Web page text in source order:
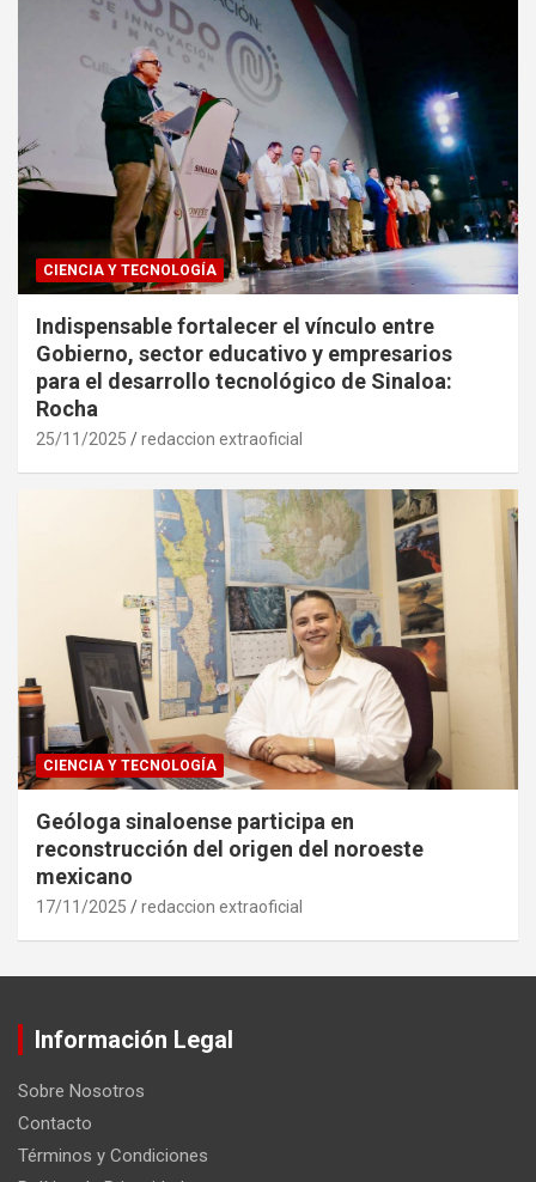
CIENCIA Y TECNOLOGÍA
Indispensable fortalecer el vínculo entre
Gobierno, sector educativo y empresarios
para el desarrollo tecnológico de Sinaloa:
Rocha
25/11/2025 redaccion extraoficial
CIENCIA Y TECNOLOGÍA
Geóloga sinaloense participa en
reconstrucción del origen del noroeste
mexicano
17/11/2025 redaccion extraoficial
Información Legal
Sobre Nosotros
Contacto
Términos y Condiciones